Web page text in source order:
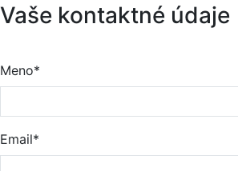
Vaše kontaktné údaje
Meno*
Email*